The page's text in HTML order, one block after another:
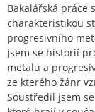
Bakalářská práce
charakteristikou
progresivního
jsem se historií
metalu a
ze kterého žánr
Soustředil jsem